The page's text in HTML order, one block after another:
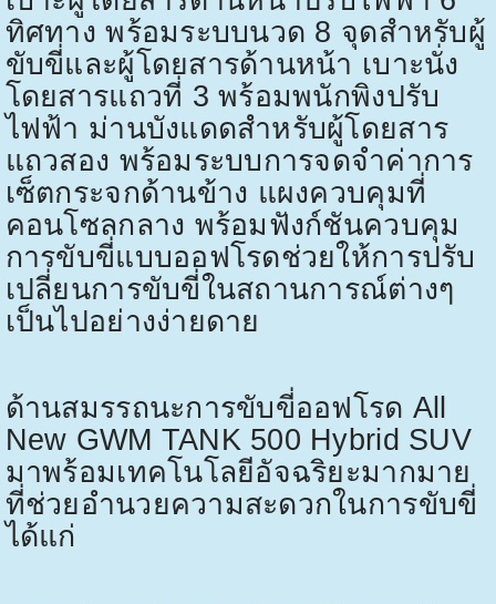
ทิศทาง พร้อมระบบนวด 8 จุดสำหรับผู้
ขับขี่และผู้โดยสารด้านหน้า เบาะนั่ง
โดยสารแถวที่ 3 พร้อมพนักพิงปรับ
ไฟฟ้า ม่านบังแดดสำหรับผู้โดยสาร
แถวสอง พร้อมระบบการจดจำค่าการ
เซ็ตกระจกด้านข้าง แผงควบคุมที่
คอนโซลกลาง พร้อมฟังก์ชันควบคุม
การขับขี่แบบออฟโรดช่วยให้การปรับ
เปลี่ยนการขับขี่ในสถานการณ์ต่างๆ
เป็นไปอย่างง่ายดาย
ด้านสมรรถนะการขับขี่ออฟโรด All
New GWM TANK 500 Hybrid SUV
มาพร้อมเทคโนโลยีอัจฉริยะมากมาย
ที่ช่วยอำนวยความสะดวกในการขับขี่
ได้แก่